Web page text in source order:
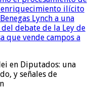
enriquecimiento ilícito
Lynch a una
debate de la Ley de
que vende campos a
en Diputados: una
y señales de